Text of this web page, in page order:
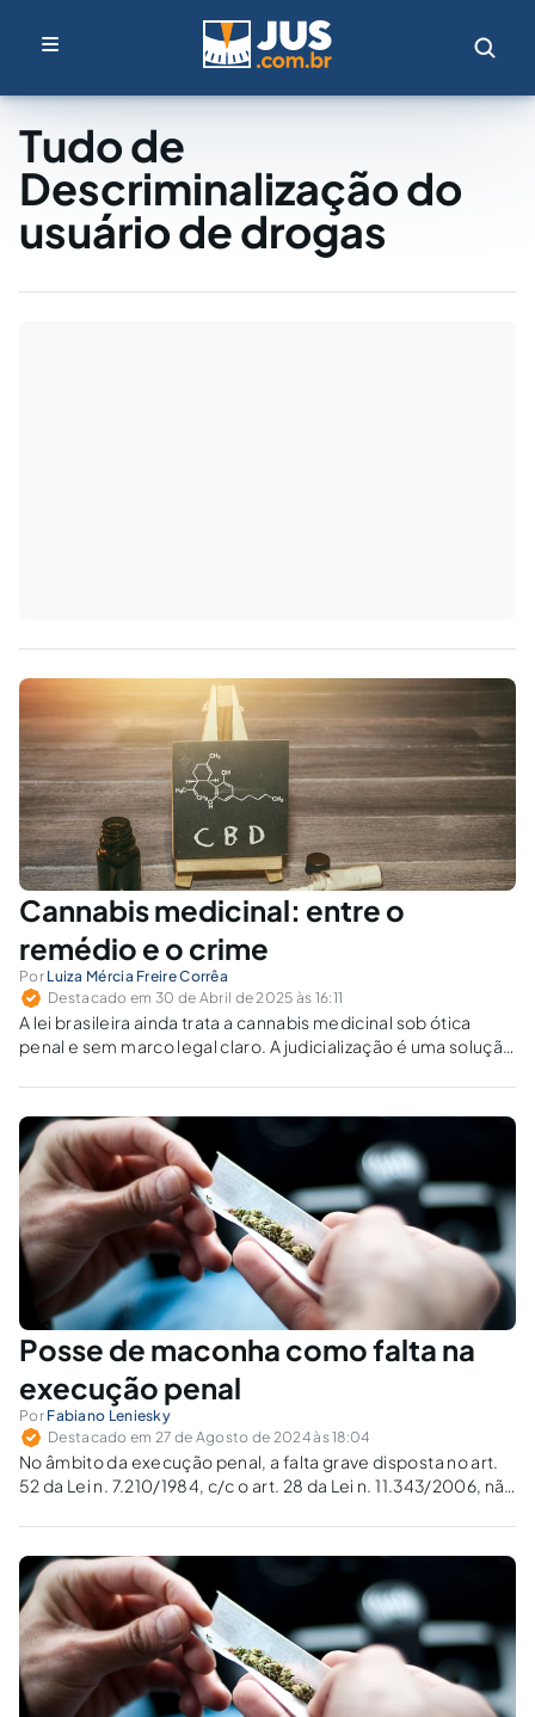
Tudo de
Descriminalização do
usuário de drogas
Cannabis medicinal: entre o
remédio e o crime
Por Luiza Mércia Freire Corrêa
Destacado em 30 de Abril de 2025 às 16:11
A lei brasileira ainda trata a cannabis medicinal sob ótica
penal e sem marco legal claro. A judicialização é uma solução
Posse de maconha como falta na
execução penal
Por Fabiano Leniesky
Destacado em 27 de Agosto de 2024 às 18:04
No âmbito da execução penal, a falta grave disposta no art.
52 da Lei n. 7.210/1984, c/c o art. 28 da Lei n. 11.343/2006, não
pelo STF.